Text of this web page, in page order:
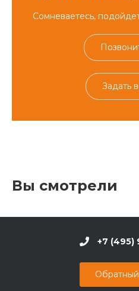
Сомневаетесь,
Задать
Вы смотрели
+7 (495)